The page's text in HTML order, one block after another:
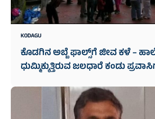
KODAGU
ಕೊಡಗಿನ ಅಬ್ಬೆ ಫಾಲ್ಸ್‌ಗೆ ಜೀವ ಕಳೆ –
ಧುಮ್ಮಿಕ್ಕುತ್ತಿರುವ ಜಲಧಾರೆ ಕಂಡು